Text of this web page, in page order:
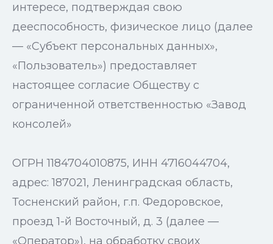
интересе, подтверждая свою
дееспособность, физическое лицо (далее
— «Субъект персональных данных»,
«Пользователь») предоставляет
настоящее согласие Обществу с
ограниченной ответственностью «Завод
консолей»
ОГРН 1184704010875, ИНН 4716044704,
адрес: 187021, Ленинградская область,
Тосненский район, г.п. Федоровское,
проезд 1-й Восточный, д. 3 (далее —
«Оператор»), на обработку своих